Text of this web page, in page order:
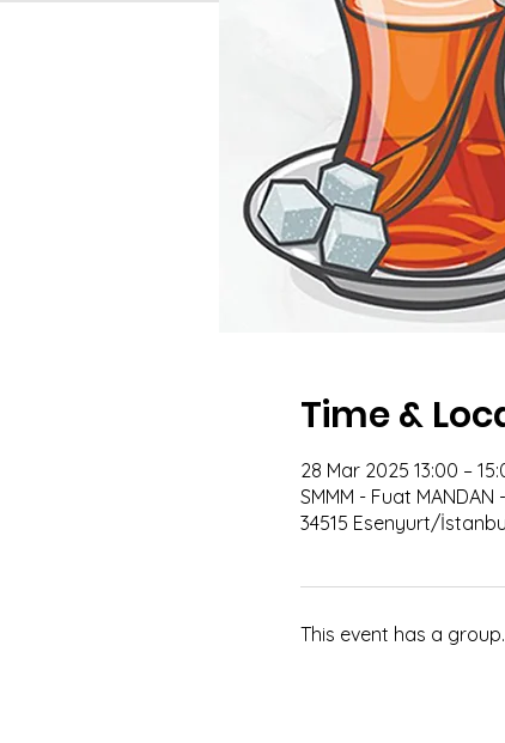
Time &
28 Mar 2025 13:00 –
SMMM - Fuat
34515 Esenyurt/
This event has a